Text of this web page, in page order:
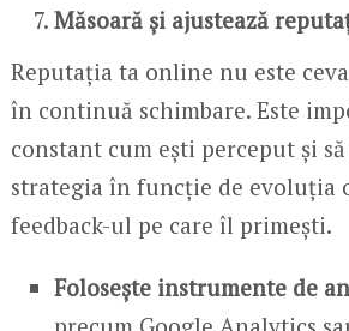
Măsoară și ajustează
Reputația ta online nu este
în continuă schimbare. Este
constant cum ești perceput și
strategia în funcție de evoluția
feedback-ul pe care îl primești.
Folosește instrumente de